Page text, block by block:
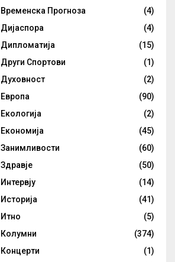
Временска Прогноза
(4)
Дијаспора
(4)
Дипломатија
(15)
Други Спортови
(1)
Духовност
(2)
Европа
(90)
Екологија
(2)
Економија
(45)
Занимливости
(60)
Здравје
(50)
Интервју
(14)
Историја
(41)
Итно
(5)
Колумни
(374)
Концерти
(1)